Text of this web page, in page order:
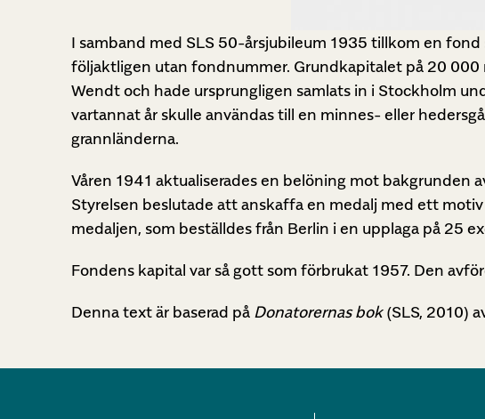
I samband med SLS 50-årsjubileum 1935 tillkom en
följaktligen utan fondnummer. Grundkapitalet på 20 000
Wendt och hade ursprungligen samlats in i Stockholm
vartannat år skulle användas till en minnes- eller
grannländerna.
Våren 1941 aktualiserades en belöning mot
Styrelsen beslutade att anskaffa en medalj med ett
medaljen, som beställdes från Berlin i en upplaga på 25
Fondens kapital var så gott som förbrukat 1957. Den
Denna text är baserad på Donatorernas bok(SLS, 2010)